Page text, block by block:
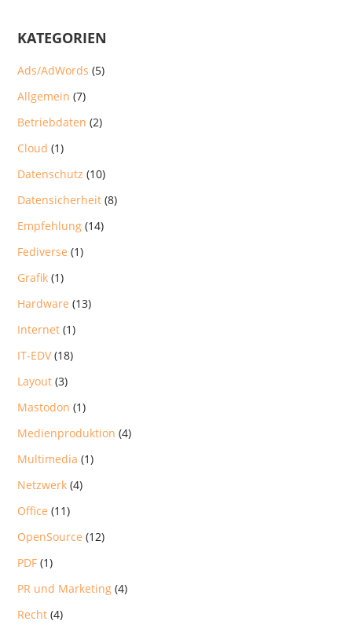
KATEGORIEN
Ads/AdWords (5)
Allgemein (7)
Betriebdaten (2)
Cloud (1)
Datenschutz (10)
Datensicherheit (8)
Empfehlung (14)
Fediverse (1)
Grafik (1)
Hardware (13)
Internet (1)
IT-EDV(18)
Layout (3)
Mastodon (1)
Medienproduktion (4)
Multimedia (1)
Netzwerk (4)
Office (11)
OpenSource (12)
PDF (1)
PR und Marketing (4)
Recht (4)